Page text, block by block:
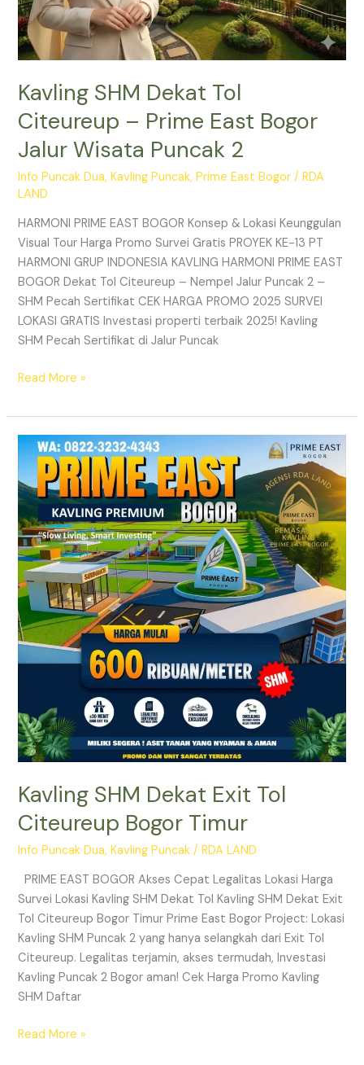
Kavling SHM Dekat Tol
Citeureup – Prime East Bogor
Jalur Wisata Puncak 2
Info Puncak Dua,Kavling Puncak,Prime East Bogor /RDA
LAND
HARMONI PRIME EAST BOGOR Konsep & Lokasi Keunggulan
Visual Tour Harga Promo Survei Gratis PROYEK KE-13 PT
HARMONI GRUP INDONESIA KAVLING HARMONI PRIME EAST
BOGOR Dekat Tol Citeureup – Nempel Jalur Puncak 2 –
SHM Pecah Sertifikat CEK HARGA PROMO 2025 SURVEI
LOKASI GRATIS Investasi properti terbaik 2025! Kavling
SHM Pecah Sertifikat di Jalur Puncak
Read More »
Kavling SHM Dekat Exit Tol
Citeureup Bogor Timur
Info Puncak Dua,Kavling Puncak /RDA LAND
PRIME EAST BOGOR Akses Cepat Legalitas Lokasi Harga
Survei Lokasi Kavling SHM Dekat Tol Kavling SHM Dekat Exit
Tol Citeureup Bogor Timur Prime East Bogor Project: Lokasi
Kavling SHM Puncak 2 yang hanya selangkah dari Exit Tol
Citeureup. Legalitas terjamin, akses termudah, Investasi
Kavling Puncak 2 Bogor aman! Cek Harga Promo Kavling
SHM Daftar
Kavling
SHM
Dekat
Exit
Tol
Citeureup
Bogor
Timur
Read More »